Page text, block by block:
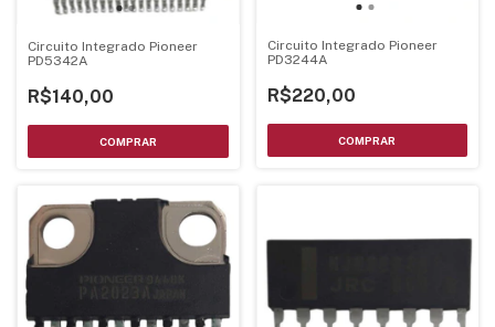
Circuito Integrado Pioneer
PD5342A
R$140,00
Circuito Integrado Pioneer
PD3244A
R$220,00